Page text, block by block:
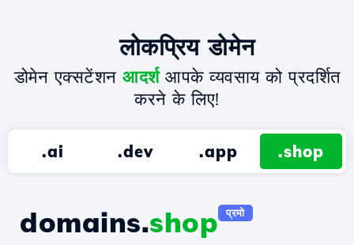
लोकप्रिय डोमेन
डोमेन एक्सटेंशन आदर्शआपके व्यवसाय को प्रदर्शित
करने के लिए!
.ai .dev .app .shop
domains.shop प्रमो